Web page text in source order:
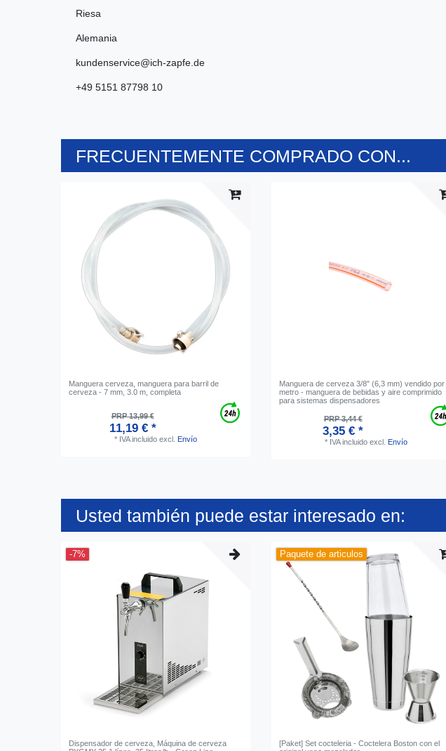
Riesa
Alemania
kundenservice@ich-zapfe.de
+49 5151 87798 10
FRECUENTEMENTE COMPRADO CON...
Manguera cerveza, manguera para barril de
cerveza - 7 mm, 3.0 m, completa
PRP 13,99 €
11,19 € *
* IVA incluido excl. Envío
Manguera de cerveza 3/8" (6,3 mm) vendido por
metro - manguera de bebidas y aire comprimido
para sistemas dispensadores
PRP 3,44 €
3,35 € *
* IVA incluido excl. Envío
Usted también puede estar interesado en:
-7%
Dispensador de cerveza, Máquina de cerveza
Paquete de articulos
[Paket] Set cocteleria - Coctelera Boston con el